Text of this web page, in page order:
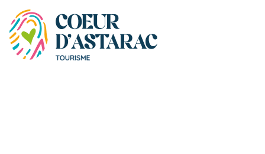
Cookies management panel